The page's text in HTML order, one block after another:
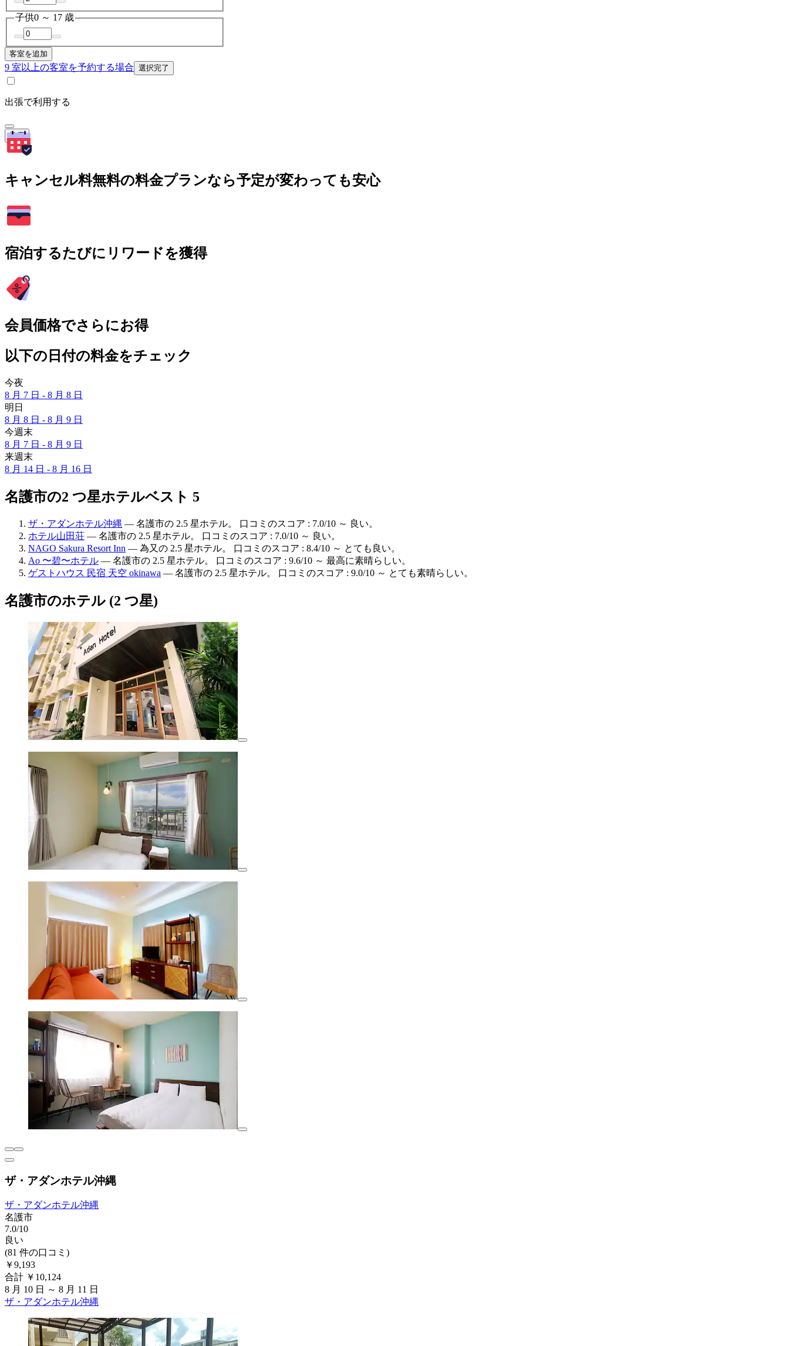
子供0 ～ 17 歳
客室を追加
9 室以上の客室を予約する場合 選択完了
出張で利用する
検索
キャンセル料無料の料金プランなら予定が変わっても安心
宿泊するたびにリワードを獲得
会員価格でさらにお得
以下の日付の料金をチェック
今夜
8 月 7 日 - 8 月 8 日
明日
8 月 8 日 - 8 月 9 日
今週末
8 月 7 日 - 8 月 9 日
来週末
8 月 14 日 - 8 月 16 日
名護市の2 つ星ホテルベスト 5
ザ・アダンホテル沖縄 — 名護市の 2.5 星ホテル。 口コミのスコア : 7.0/10 ～ 良い。
ホテル山田荘 — 名護市の 2.5 星ホテル。 口コミのスコア : 7.0/10 ～ 良い。
NAGO Sakura Resort Inn — 為又の 2.5 星ホテル。 口コミのスコア : 8.4/10 ～ とても良い。
Ao 〜碧〜ホテル — 名護市の 2.5 星ホテル。 口コミのスコア : 9.6/10 ～ 最高に素晴らしい。
ゲストハウス 民宿 天空 okinawa — 名護市の 2.5 星ホテル。 口コミのスコア : 9.0/10 ～ とても素晴らしい。
名護市のホテル (2 つ星)
ザ・アダンホテル沖縄
ザ・アダンホテル沖縄
名護市
7.0/10
良い
(81 件の口コミ)
￥9,193
合計 ￥10,124
8 月 10 日 ～ 8 月 11 日
ザ・アダンホテル沖縄